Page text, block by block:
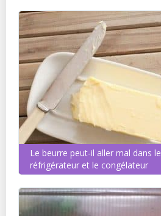
Le beurre peut-il aller mal dans le
réfrigérateur et le congélateur